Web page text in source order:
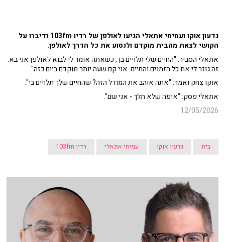
גדעון אוקו ועמיחי אתאלי הגיעו לאולפן של רדיו 103fm ודיברו על
הקושי לצאת מהבית מוקדם ולנסוע את כל הדרך לאולפן.
אתאלי הסביר: "החיים שלי תלויים בך, כשאתה אומר לי לבוא לאולפן אני בא.
זה גוזר לי את כל הזמנים והחיים. אני קם שעה יותר מוקדם ביום כזה".
אוקו צחק ואמר: "אתה אוהב את המודל הזה? שהחיים שלך תלויים בי".
אתאלי פסק: "איפה שלא תלך - אני שם".
12/05/2026
בית גדעון אוקו עמיחי אתאלי רדיו 103fm